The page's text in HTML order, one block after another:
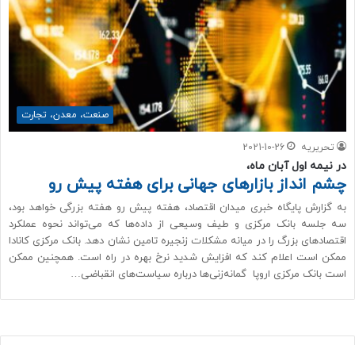
صنعت، معدن، تجارت
تحریریه 2021-10-26
در نیمه اول آبان ماه،
چشم انداز بازارهای جهانی برای هفته پیش رو
به گزارش پایگاه خبری میدان اقتصاد، هفته پیش رو هفته بزرگی خواهد بود،
سه جلسه بانک مرکزی و طیف وسیعی از داده‌ها که می‌تواند نحوه عملکرد
اقتصادهای بزرگ را در میانه مشکلات زنجیره تامین نشان دهد. بانک مرکزی کانادا
ممکن است اعلام کند که افزایش شدید نرخ بهره در راه است. همچنین ممکن
است بانک مرکزی اروپا گمانه‌زنی‌ها درباره سیاست‌های انقباضی…